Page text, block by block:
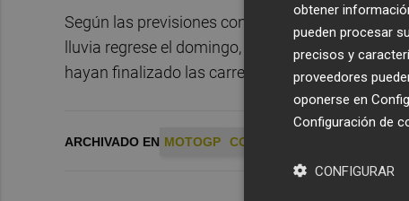
Según las previsiones con las que cuenta la
lluvia regrese el domingo, aunque los episodios
hayan finalizado las carreras.
ARCHIVADO EN MOTOGP COMUNITAT VALENCIANA
obtener
pueden procesar
precisos y
proveedores
oponerse en
Configuración de
CONFIGURAR